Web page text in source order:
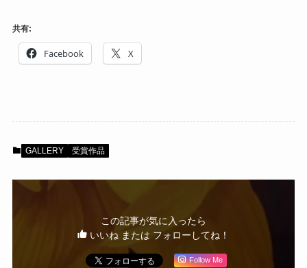
共有:
Facebook X
GALLERY 受賞作品
この記事が気に入ったら
いいね または フォローしてね！
Follow Me